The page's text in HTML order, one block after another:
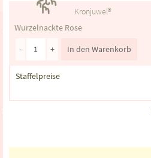
Kronjuwel®
Wurzelnackte Rose
- + In den Warenkorb
Staffelpreise